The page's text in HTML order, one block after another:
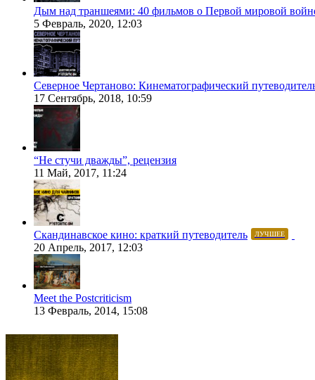
Дым над траншеями: 40 фильмов о Первой мировой
5 Февраль, 2020, 12:03
Северное Чертаново: Кинематографический
17 Сентябрь, 2018, 10:59
“Не стучи дважды”, рецензия
11 Май, 2017, 11:24
Скандинавское кино: краткий путеводитель ЛУЧШЕЕ
20 Апрель, 2017, 12:03
Meet the Postcriticism
13 Февраль, 2014, 15:08